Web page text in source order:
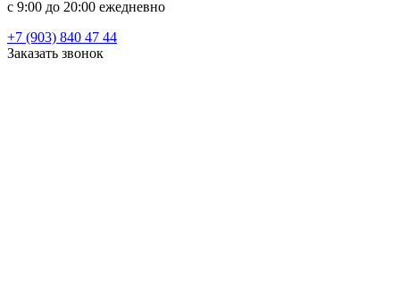
c 9:00 до 20:00 ежедневно
+7 (903) 840 47 44
Заказать звонок